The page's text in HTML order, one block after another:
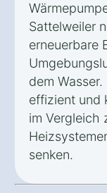
Sattelweiler
erneuerbare
dem
effizient und
im Vergleich
senken.